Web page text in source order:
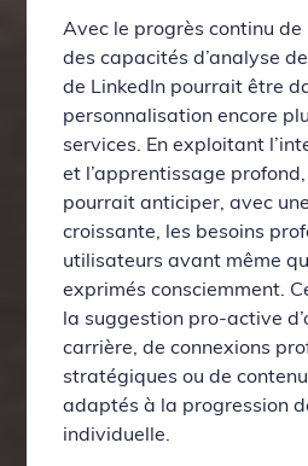
Avec le progrès continu
des capacités d’analyse
de LinkedIn pourrait être
personnalisation encore
services. En exploitant
et l’apprentissage
pourrait anticiper, avec
croissante, les besoins
utilisateurs avant même
exprimés consciemment.
la suggestion pro-active
carrière, de connexions
stratégiques ou de
adaptés à la progression
individuelle.